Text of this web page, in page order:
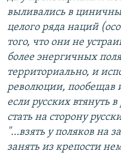
выливались в
целого ряда наций
того, что они не
более энергичных
территориально, и
революции, пообещав
если русских втянуть
стать на сторону
"…взять у поляков на
занять из крепости